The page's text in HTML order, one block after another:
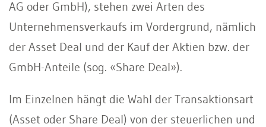
AG oder GmbH), stehen zwei Arten des
Unternehmensverkaufs im Vordergrund, nämlich
der Asset Deal und der Kauf der Aktien bzw. der
GmbH-Anteile (sog. «Share Deal»).
Im Einzelnen hängt die Wahl der Transaktionsart
(Asset oder Share Deal) von der steuerlichen und